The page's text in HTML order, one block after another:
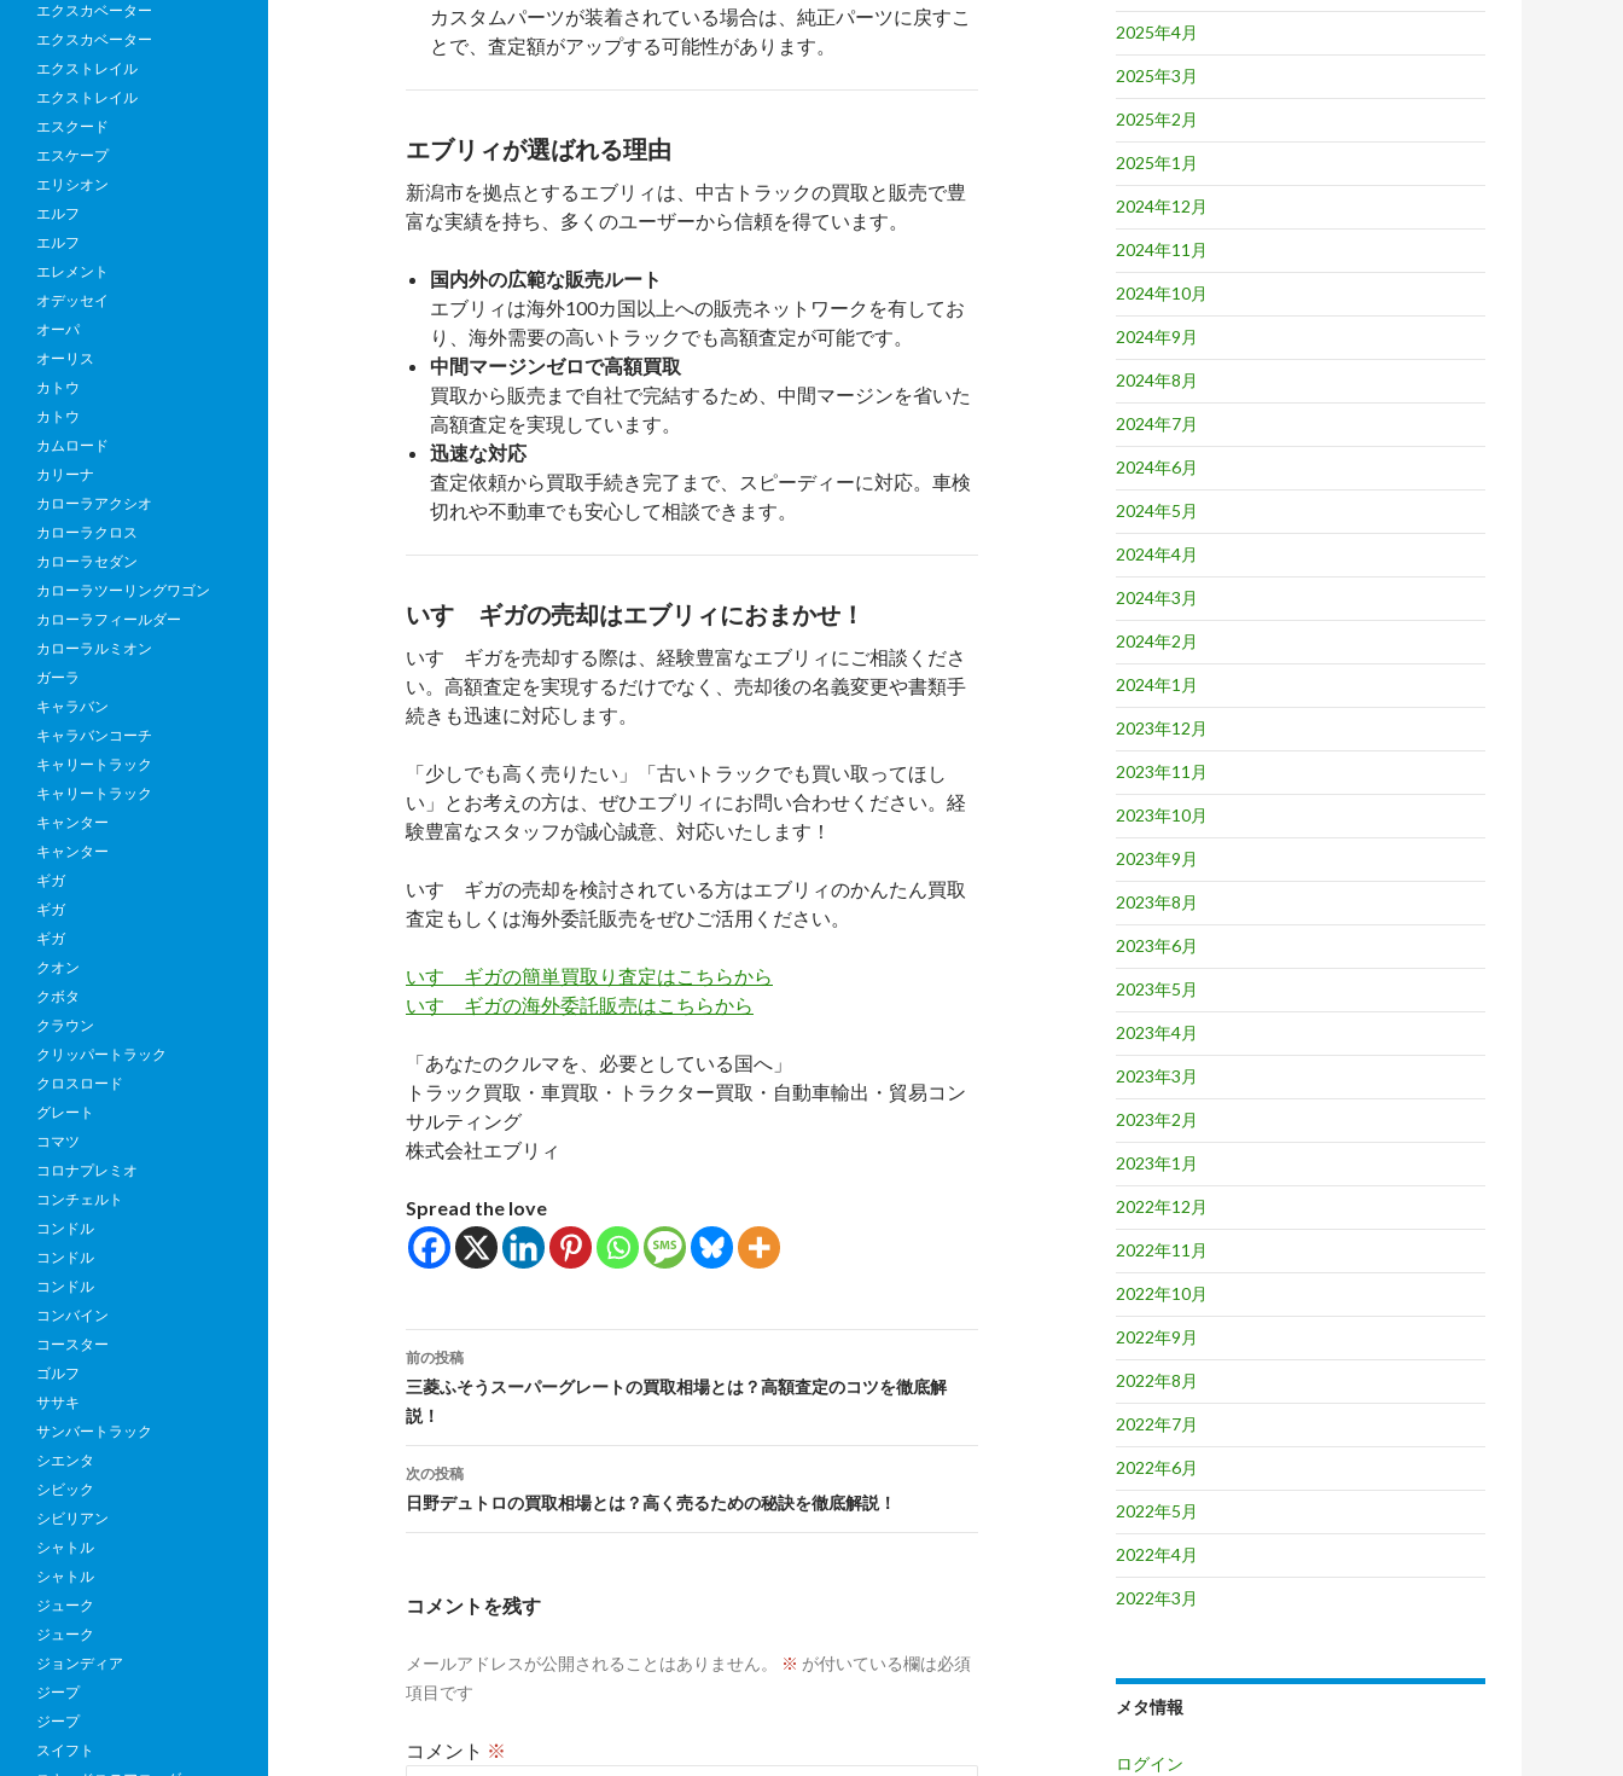
カスタムパーツが装着されている場合は、純正パーツに戻すこ
とで、査定額がアップする可能性があります。
エブリィが選ばれる理由
新潟市を拠点とするエブリィは、中古トラックの買取と販売で豊
富な実績を持ち、多くのユーザーから信頼を得ています。
国内外の広範な販売ルート
エブリィは海外100カ国以上への販売ネットワークを有してお
り、海外需要の高いトラックでも高額査定が可能です。
中間マージンゼロで高額買取
買取から販売まで自社で完結するため、中間マージンを省いた
高額査定を実現しています。
迅速な対応
査定依頼から買取手続き完了まで、スピーディーに対応。車検
切れや不動車でも安心して相談できます。
いすゞギガの売却はエブリィにおまかせ！
いすゞギガを売却する際は、経験豊富なエブリィにご相談くださ
い。高額査定を実現するだけでなく、売却後の名義変更や書類手
続きも迅速に対応します。
「少しでも高く売りたい」「古いトラックでも買い取ってほし
い」とお考えの方は、ぜひエブリィにお問い合わせください。経
験豊富なスタッフが誠心誠意、対応いたします！
いすゞギガの売却を検討されている方はエブリィのかんたん買取
査定もしくは海外委託販売をぜひご活用ください。
いすゞギガの簡単買取り査定はこちらから
いすゞギガの海外委託販売はこちらから
「あなたのクルマを、必要としている国へ」
トラック買取・車買取・トラクター買取・自動車輸出・貿易コン
サルティング
株式会社エブリィ
Spread the love
投
稿
ナ
ビ
ゲ
シ
ン
前の投稿
三菱ふそうスーパーグレートの買取相場とは？高額査定のコツを徹底解
説！
次の投稿
日野デュトロの買取相場とは？高く売るための秘訣を徹底解説！
コメントを残す
メールアドレスが公開されることはありません。 ※ が付いている欄は必須
項目です
コメント ※
2025年4月
2025年3月
2025年2月
2025年1月
2024年12月
2024年11月
2024年10月
2024年9月
2024年8月
2024年7月
2024年6月
2024年5月
2024年4月
2024年3月
2024年2月
2024年1月
2023年12月
2023年11月
2023年10月
2023年9月
2023年8月
2023年6月
2023年5月
2023年4月
2023年3月
2023年2月
2023年1月
2022年12月
2022年11月
2022年10月
2022年9月
2022年8月
2022年7月
2022年6月
2022年5月
2022年4月
2022年3月
メタ情報
ログイン
エクスカベーター
エクスカベーター
エクストレイル
エクストレイル
エスクード
エスケープ
エリシオン
エルフ
エルフ
エレメント
オデッセイ
オーパ
オーリス
カトウ
カトウ
カムロード
カリーナ
カローラアクシオ
カローラクロス
カローラセダン
カローラツーリングワゴン
カローラフィールダー
カローラルミオン
ガーラ
キャラバン
キャラバンコーチ
キャリートラック
キャリートラック
キャンター
キャンター
ギガ
ギガ
ギガ
クオン
クボタ
クラウン
クリッパートラック
クロスロード
グレート
コマツ
コロナプレミオ
コンチェルト
コンドル
コンドル
コンドル
コンバイン
コースター
ゴルフ
ササキ
サンバートラック
シエンタ
シビック
シビリアン
シャトル
シャトル
ジューク
ジューク
ジョンディア
ジープ
ジープ
スイフト